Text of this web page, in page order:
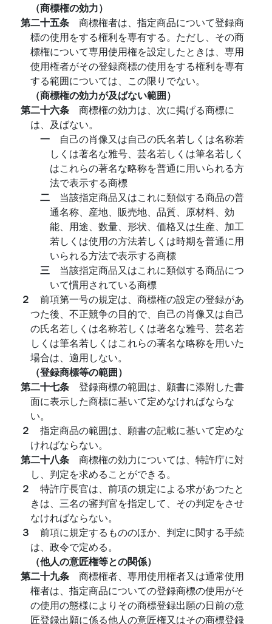
（商標権の効力）
第二十五条 商標権者は、指定商品について登録商
標の使用をする権利を専有する。ただし、その商
標権について専用使用権を設定したときは、専用
使用権者がその登録商標の使用をする権利を専有
する範囲については、この限りでない。
（商標権の効力が及ばない範囲）
第二十六条 商標権の効力は、次に掲げる商標に
は、及ばない。
一 自己の肖像又は自己の氏名若しくは名称若
しくは著名な雅号、芸名若しくは筆名若しく
はこれらの著名な略称を普通に用いられる方
法で表示する商標
二 当該指定商品又はこれに類似する商品の普
通名称、産地、販売地、品質、原材料、効
能、用途、数量、形状、価格又は生産、加工
若しくは使用の方法若しくは時期を普通に用
いられる方法で表示する商標
三 当該指定商品又はこれに類似する商品につ
いて慣用されている商標
２ 前項第一号の規定は、商標権の設定の登録があ
つた後、不正競争の目的で、自己の肖像又は自己
の氏名若しくは名称若しくは著名な雅号、芸名若
しくは筆名若しくはこれらの著名な略称を用いた
場合は、適用しない。
（登録商標等の範囲）
第二十七条 登録商標の範囲は、願書に添附した書
面に表示した商標に基いて定めなければならな
い。
２ 指定商品の範囲は、願書の記載に基いて定めな
ければならない。
第二十八条 商標権の効力については、特許庁に対
し、判定を求めることができる。
２ 特許庁長官は、前項の規定による求があつたと
きは、三名の審判官を指定して、その判定をさせ
なければならない。
３ 前項に規定するもののほか、判定に関する手続
は、政令で定める。
（他人の意匠権等との関係）
第二十九条 商標権者、専用使用権者又は通常使用
権者は、指定商品についての登録商標の使用がそ
の使用の態様によりその商標登録出願の日前の意
匠登録出願に係る他人の意匠権又はその商標登録